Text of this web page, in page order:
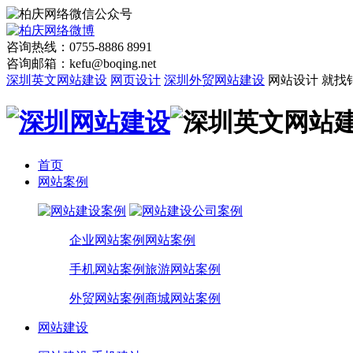
咨询热线：0755-8886 8991
咨询邮箱：kefu@boqing.net
深圳英文网站建设 网页设计 深圳外贸网站建设 网站设计 就找
首页
网站案例
企业网站案例 网站案例
手机网站案例旅游网站案例
外贸网站案例商城网站案例
网站建设